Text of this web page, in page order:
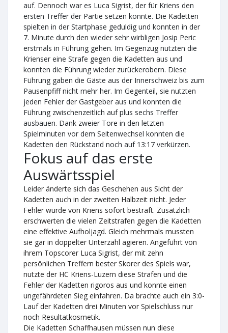
auf. Dennoch war es Luca Sigrist, der für Kriens den
ersten Treffer der Partie setzen konnte. Die Kadetten
spielten in der Startphase geduldig und konnten in der
7. Minute durch den wieder sehr wirbligen Josip Peric
erstmals in Führung gehen. Im Gegenzug nutzten die
Krienser eine Strafe gegen die Kadetten aus und
konnten die Führung wieder zurückerobern. Diese
Führung gaben die Gäste aus der Innerschweiz bis zum
Pausenpfiff nicht mehr her. Im Gegenteil, sie nutzten
jeden Fehler der Gastgeber aus und konnten die
Führung zwischenzeitlich auf plus sechs Treffer
ausbauen. Dank zweier Tore in den letzten
Spielminuten vor dem Seitenwechsel konnten die
Kadetten den Rückstand noch auf 13:17 verkürzen.
Fokus auf das erste
Auswärtsspiel
Leider änderte sich das Geschehen aus Sicht der
Kadetten auch in der zweiten Halbzeit nicht. Jeder
Fehler wurde von Kriens sofort bestraft. Zusätzlich
erschwerten die vielen Zeitstrafen gegen die Kadetten
eine effektive Aufholjagd. Gleich mehrmals mussten
sie gar in doppelter Unterzahl agieren. Angeführt von
ihrem Topscorer Luca Sigrist, der mit zehn
persönlichen Treffern bester Skorer des Spiels war,
nutzte der HC Kriens-Luzern diese Strafen und die
Fehler der Kadetten rigoros aus und konnte einen
ungefährdeten Sieg einfahren. Da brachte auch ein 3:0-
Lauf der Kadetten drei Minuten vor Spielschluss nur
noch Resultatkosmetik.
Die Kadetten Schaffhausen müssen nun diese